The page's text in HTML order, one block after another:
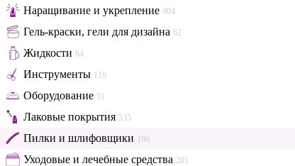
Наращивание и укрепление 904
Гель-краски, гели для дизайна 62
Жидкости 84
Инструменты 119
Оборудование 51
Лаковые покрытия 335
Пилки и шлифовщики 196
Уходовые и лечебные средства 201